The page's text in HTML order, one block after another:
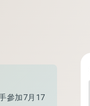
參加7月17